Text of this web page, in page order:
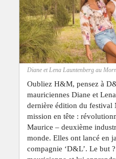
Diane et Lena Launtenberg au
Oubliez H&M, pensez à
mauriciennes Diane et
dernière édition du festival
mission en tête :
Maurice – deuxième
monde. Elles ont lancé en
compagnie ‘D&L’. Le but